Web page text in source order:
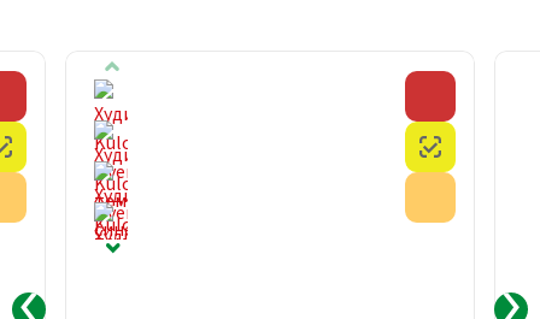
Честный знак